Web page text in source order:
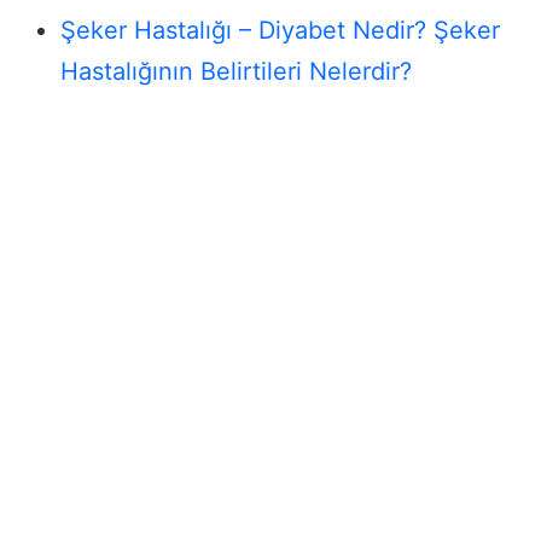
Şeker Hastalığı – Diyabet Nedir? Şeker
Hastalığının Belirtileri Nelerdir?